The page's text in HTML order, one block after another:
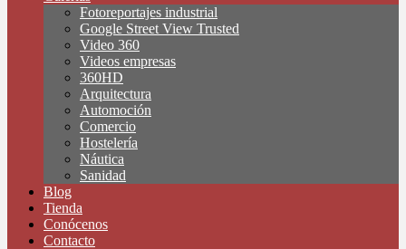
Fotoreportajes industrial
Google Street View Trusted
Video 360
Videos empresas
360HD
Arquitectura
Automoción
Comercio
Hostelería
Náutica
Sanidad
Blog
Tienda
Conócenos
Contacto